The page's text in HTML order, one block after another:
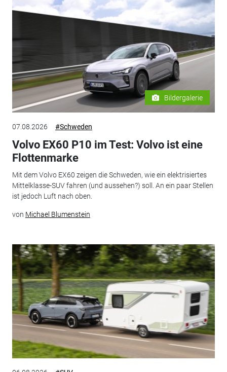
Bildergalerie
07.08.2026 #Schweden
Volvo EX60 P10 im Test: Volvo ist eine
Flottenmarke
Mit dem Volvo EX60 zeigen die Schweden, wie ein elektrisiertes
Mittelklasse-SUV fahren (und aussehen?) soll. An ein paar Stellen
ist jedoch Luft nach oben.
von Michael Blumenstein